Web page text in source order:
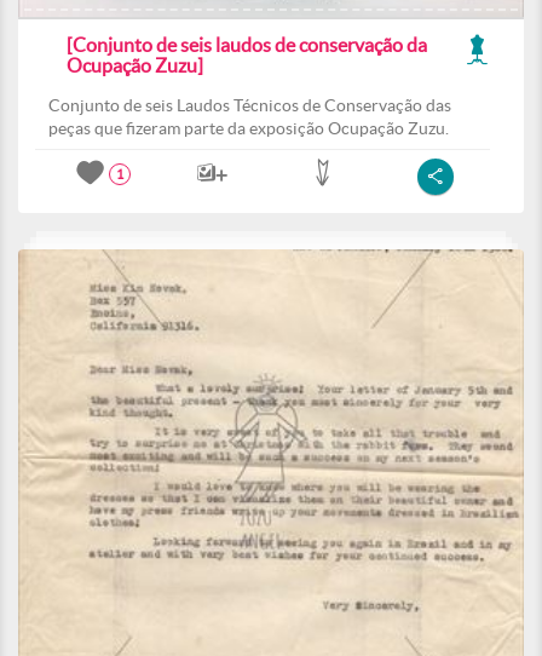
[Conjunto de seis laudos de conservação da
Ocupação Zuzu]
Conjunto de seis Laudos Técnicos de Conservação das
peças que fizeram parte da exposição Ocupação Zuzu.
1